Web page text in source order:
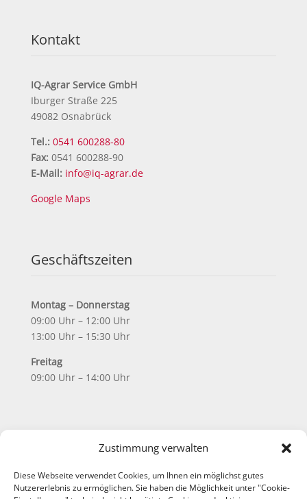
Zustimmung verwalten
Diese Webseite verwendet Cookies, um Ihnen ein möglichst gutes
Nutzererlebnis zu ermöglichen. Sie haben die Möglichkeit unter "Cookie-
Kontakt
IQ-Agrar Service GmbH
Iburger Straße 225
49082 Osnabrück
Tel.: 0541 600288-80
Fax:0541 600288-90
E-Mail: info@iq-agrar.de
Google Maps
Geschäftszeiten
Montag – Donnerstag
09:00 Uhr – 12:00 Uhr
13:00 Uhr – 15:30 Uhr
Freitag
09:00 Uhr – 14:00 Uhr
FAQ